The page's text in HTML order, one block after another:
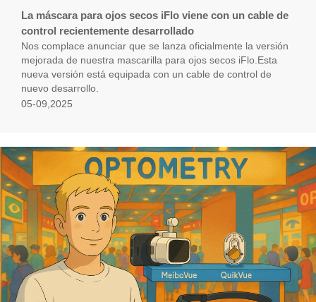
La máscara para ojos secos iFlo viene con un cable de
control recientemente desarrollado
Nos complace anunciar que se lanza oficialmente la versión
mejorada de nuestra mascarilla para ojos secos iFlo.Esta
nueva versión está equipada con un cable de control de
nuevo desarrollo.
05-09,2025